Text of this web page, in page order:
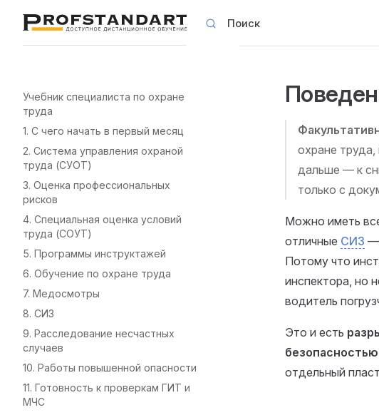
Skip to content Поиск
Учебник специалиста по охране
труда
1. С чего начать в первый месяц
2. Система управления охраной
труда (СУОТ)
3. Оценка профессиональных
рисков
4. Специальная оценка условий
труда (СОУТ)
5. Программы инструктажей
6. Обучение по охране труда
7. Медосмотры
8. СИЗ
9. Расследование несчастных
случаев
10. Работы повышенной опасности
11. Готовность к проверкам ГИТ и
МЧС
охране
дальше — к
только с
Можно иметь
отличные СИЗ —
Потому что
инспектора, но
водитель
Это и есть
безопасностью
отдельный